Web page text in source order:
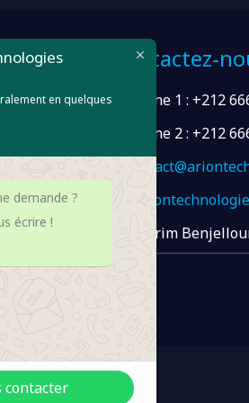
Contactez-
Téléphone 1 : +212
Téléphone 2 : +212
Email 2 :
: 13 Rue Abdelkrim
en quelques
demande ?
écrire !
contacter